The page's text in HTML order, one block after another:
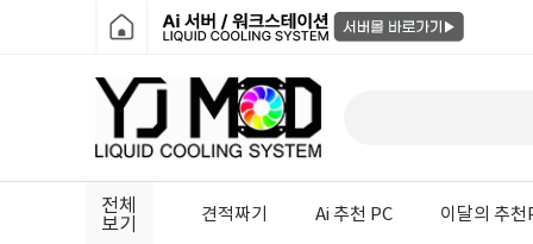
전체
보기
견적짜기 Ai 추천 PC 이달의 추천